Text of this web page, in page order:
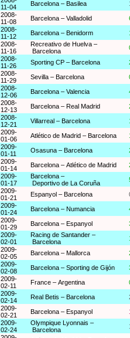
11-04
Barcelona – Basilea
2008-
11-08
Barcelona – Valladolid
2008-
11-12
Barcelona – Benidorm
2008-
11-16
Recreativo de Huelva –
Barcelona
2008-
11-26
Sporting CP – Barcelona
2008-
11-29
Sevilla – Barcelona
2008-
12-06
Barcelona – Valencia
2008-
12-13
Barcelona – Real Madrid
2008-
12-21
Villarreal – Barcelona
2009-
01-06
Atlético de Madrid – Barcelona
2009-
01-11
Osasuna – Barcelona
2009-
01-14
Barcelona – Atlético de Madrid
2009-
01-17
Barcelona –
Deportivo de La Coruña
2009-
01-21
Espanyol – Barcelona
2009-
01-24
Barcelona – Numancia
2009-
01-29
Barcelona – Espanyol
2009-
02-01
Racing de Santander –
Barcelona
2009-
02-05
Barcelona – Mallorca
2009-
02-08
Barcelona – Sporting de Gijón
2009-
02-11
France – Argentina
2009-
02-14
Real Betis – Barcelona
2009-
02-21
Barcelona – Espanyol
2009-
02-24
Olympique Lyonnais –
Barcelona